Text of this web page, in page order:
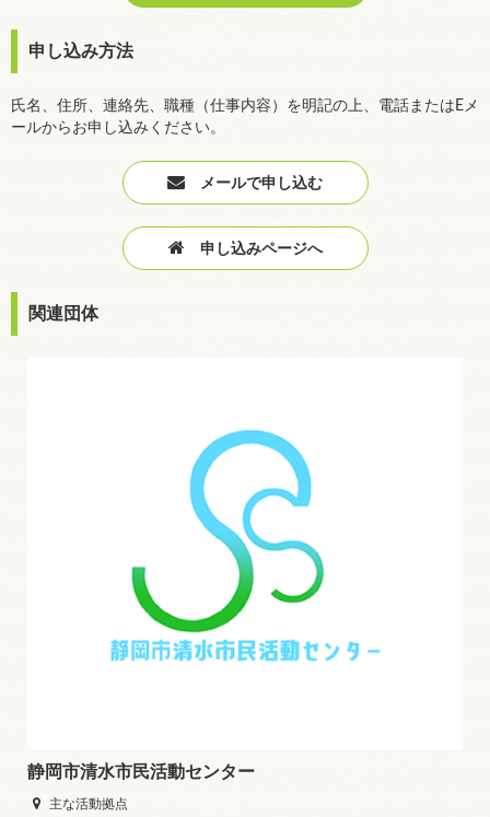
申し込み方法
氏名、住所、連絡先、職種（仕事内容）を明記の上、電話またはEメ
ールからお申し込みください。
メールで申し込む
申し込みページへ
関連団体
静岡市清水市民活動センター
主な活動拠点